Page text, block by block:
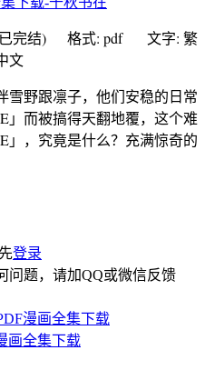
(已完结) 格式: pdf 文字: 繁
文
雪野跟凛子，他们安稳的日常
」而被搞得天翻地覆，这个难
」，究竟是什么？充满惊奇的
登录
问题，请加QQ或微信反馈
漫画全集下载
画全集下载